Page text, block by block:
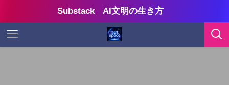
Substack AI文明の生き方